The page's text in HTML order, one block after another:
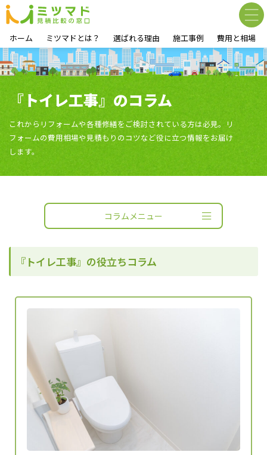
ホーム ミツマドとは？ 選ばれる理由 施工事例 費用と相場
『トイレ工事』のコラム
これからリフォームや各種修繕をご検討されている方は必見。リ
フォームの費用相場や見積もりのコツなど役に立つ情報をお届け
します。
コラムメニュー
『トイレ工事』の役立ちコラム